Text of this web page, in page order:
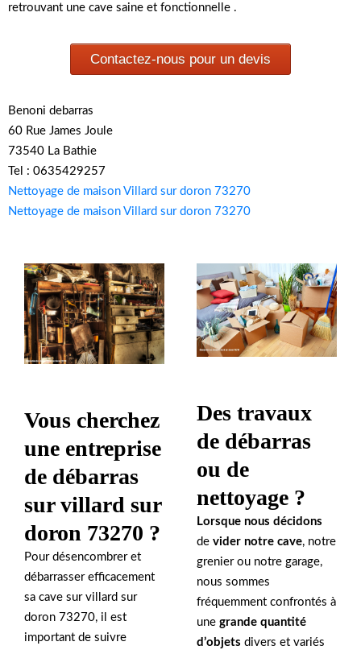
retrouvant une cave saine et fonctionnelle .
Contactez-nous pour un devis
Benoni debarras
60 Rue James Joule
73540 La Bathie
Tel : 0635429257
Nettoyage de maison Villard sur doron 73270
Nettoyage de maison Villard sur doron 73270
Vous cherchez
une entreprise
de débarras
sur villard sur
doron 73270 ?
Pour désencombrer et
débarrasser efficacement
sa cave sur villard sur
doron 73270, il est
important de suivre
Des travaux
de débarras
ou de
nettoyage ?
Lorsque nous décidons
de vider notre cave, notre
grenier ou notre garage,
nous sommes
fréquemment confrontés à
une grande quantité
d’objets divers et variés